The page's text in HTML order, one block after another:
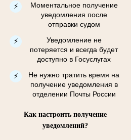
⚡
Моментальное получение
уведомления после
отправки судом
⚡
Уведомление не
потеряется и всегда будет
доступно в Госуслугах
⚡
Не нужно тратить время на
получение уведомления в
отделении Почты России
Как настроить получение
уведомлений?